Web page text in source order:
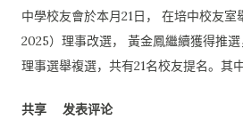
中學校友會於本月21日， 在培中校友
2025）理事改選， 黃金鳳繼續獲得推
理事選舉複選，共有21名校友提名。其
第十六屆（2024-2025）培中校友會理
共享 发表评论